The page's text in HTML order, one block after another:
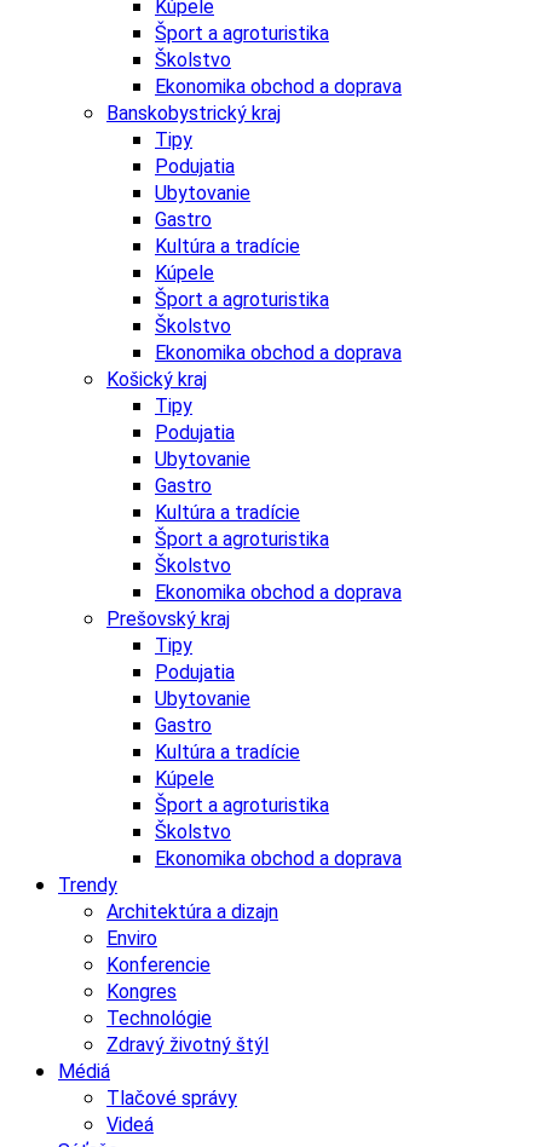
Kúpele
Šport a agroturistika
Školstvo
Ekonomika obchod a doprava
Banskobystrický kraj
Tipy
Podujatia
Ubytovanie
Gastro
Kultúra a tradície
Kúpele
Šport a agroturistika
Školstvo
Ekonomika obchod a doprava
Košický kraj
Tipy
Podujatia
Ubytovanie
Gastro
Kultúra a tradície
Šport a agroturistika
Školstvo
Ekonomika obchod a doprava
Prešovský kraj
Tipy
Podujatia
Ubytovanie
Gastro
Kultúra a tradície
Kúpele
Šport a agroturistika
Školstvo
Ekonomika obchod a doprava
Trendy
Architektúra a dizajn
Enviro
Konferencie
Kongres
Technológie
Zdravý životný štýl
Médiá
Tlačové správy
Videá